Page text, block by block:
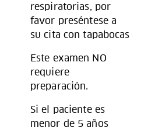
respiratorias, por
favor preséntese a
su cita con tapabocas
Este examen NO
requiere
preparación.
Si el paciente es
menor de 5 años